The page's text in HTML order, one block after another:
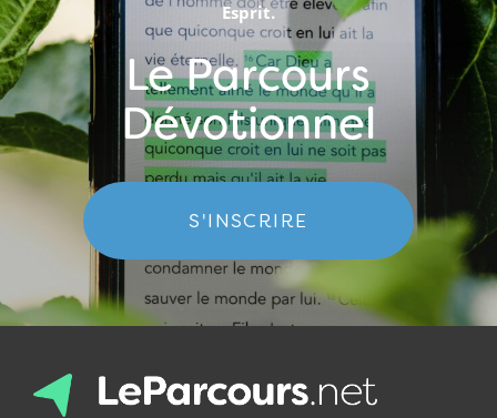
Esprit.
Le Parcours
Dévotionnel
S'INSCRIRE